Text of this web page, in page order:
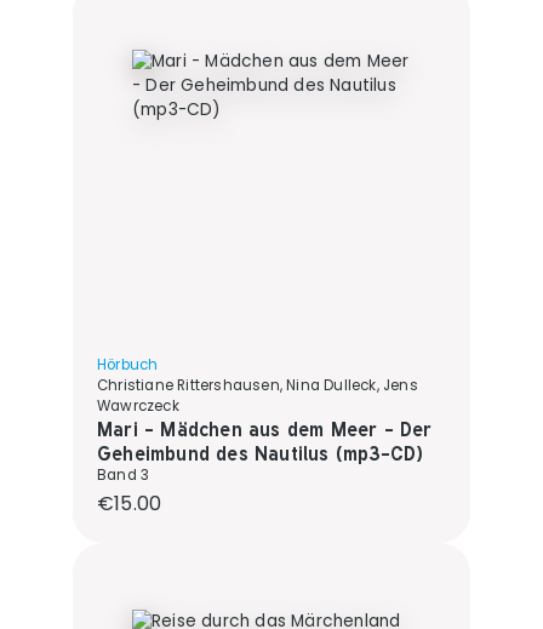
Hörbuch
Christiane Rittershausen, Nina Dulleck, Jens
Wawrczeck
Mari - Mädchen aus dem Meer - Der
Geheimbund des Nautilus (mp3-CD)
Band 3
Regular price:
€15.00